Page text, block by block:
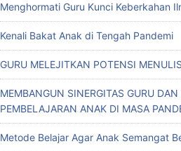
Menghormati Guru Kunci Keberkahan
Kenali Bakat Anak di Tengah Pandemi
GURU MELEJITKAN POTENSI MENULIS
MEMBANGUN SINERGITAS GURU
PEMBELAJARAN ANAK DI MASA
Metode Belajar Agar Anak Semangat